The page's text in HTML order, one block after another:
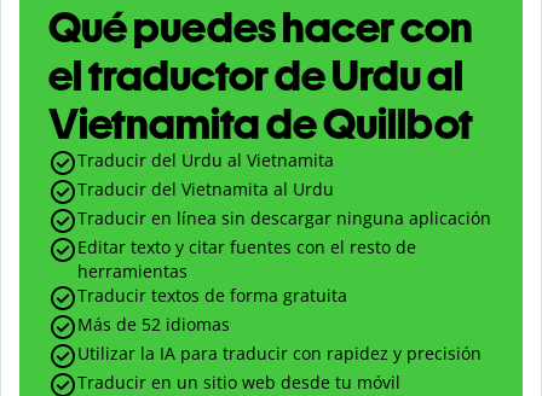
Qué puedes hacer con
el traductor de Urdu al
Vietnamita de Quillbot
Traducir del Urdu al Vietnamita
Traducir del Vietnamita al Urdu
Traducir en línea sin descargar ninguna aplicación
Editar texto y citar fuentes con el resto de
herramientas
Traducir textos de forma gratuita
Más de 52 idiomas
Utilizar la IA para traducir con rapidez y precisión
Traducir en un sitio web desde tu móvil